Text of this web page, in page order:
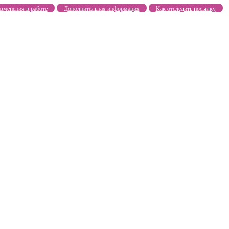
в работе Дополнительная информация
Как отследить посылку